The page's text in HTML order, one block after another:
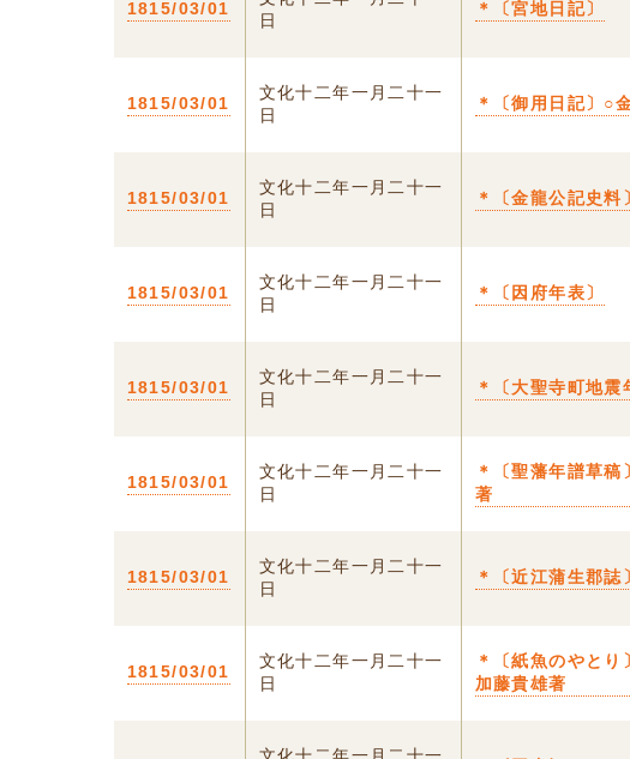
1815/03/01
日
＊〔宮地日記〕
1815/03/01
文化十二年一月二十一
日
＊〔御用日記〕○
1815/03/01
文化十二年一月二十一
日
＊〔金龍公記史料
1815/03/01
文化十二年一月二十一
日
＊〔因府年表〕
1815/03/01
文化十二年一月二十一
日
＊〔大聖寺町地震
1815/03/01
文化十二年一月二十一
日
＊〔聖藩年譜草
著
1815/03/01
文化十二年一月二十一
日
＊〔近江蒲生郡誌
1815/03/01
文化十二年一月二十一
日
＊〔紙魚のやとり
加藤貴雄著